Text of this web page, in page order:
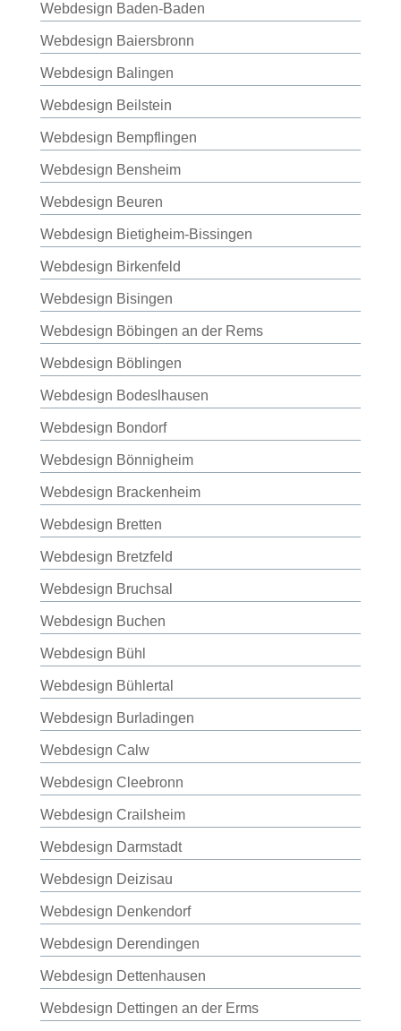
Webdesign Baden-Baden
Webdesign Baiersbronn
Webdesign Balingen
Webdesign Beilstein
Webdesign Bempflingen
Webdesign Bensheim
Webdesign Beuren
Webdesign Bietigheim-Bissingen
Webdesign Birkenfeld
Webdesign Bisingen
Webdesign Böbingen an der Rems
Webdesign Böblingen
Webdesign Bodeslhausen
Webdesign Bondorf
Webdesign Bönnigheim
Webdesign Brackenheim
Webdesign Bretten
Webdesign Bretzfeld
Webdesign Bruchsal
Webdesign Buchen
Webdesign Bühl
Webdesign Bühlertal
Webdesign Burladingen
Webdesign Calw
Webdesign Cleebronn
Webdesign Crailsheim
Webdesign Darmstadt
Webdesign Deizisau
Webdesign Denkendorf
Webdesign Derendingen
Webdesign Dettenhausen
Webdesign Dettingen an der Erms